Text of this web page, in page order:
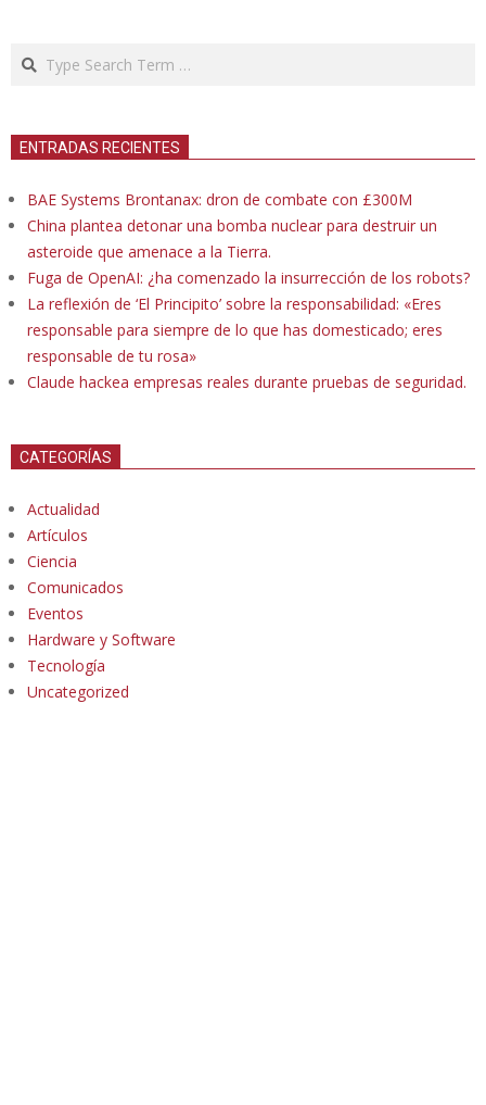
Search
ENTRADAS RECIENTES
BAE Systems Brontanax: dron de combate con £300M
China plantea detonar una bomba nuclear para destruir un
asteroide que amenace a la Tierra.
Fuga de OpenAI: ¿ha comenzado la insurrección de los robots?
La reflexión de ‘El Principito’ sobre la responsabilidad: «Eres
responsable para siempre de lo que has domesticado; eres
responsable de tu rosa»
Claude hackea empresas reales durante pruebas de seguridad.
CATEGORÍAS
Actualidad
Artículos
Ciencia
Comunicados
Eventos
Hardware y Software
Tecnología
Uncategorized